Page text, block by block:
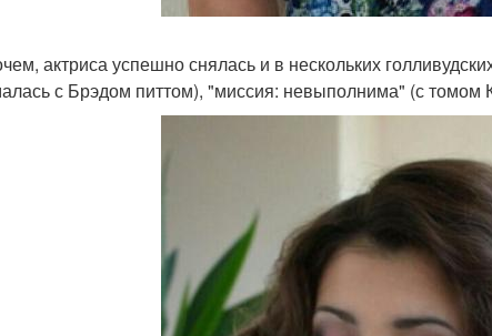
актриса успешно снялась и в нескольких
с Брэдом питтом), "миссия: невыполнима" (с томом